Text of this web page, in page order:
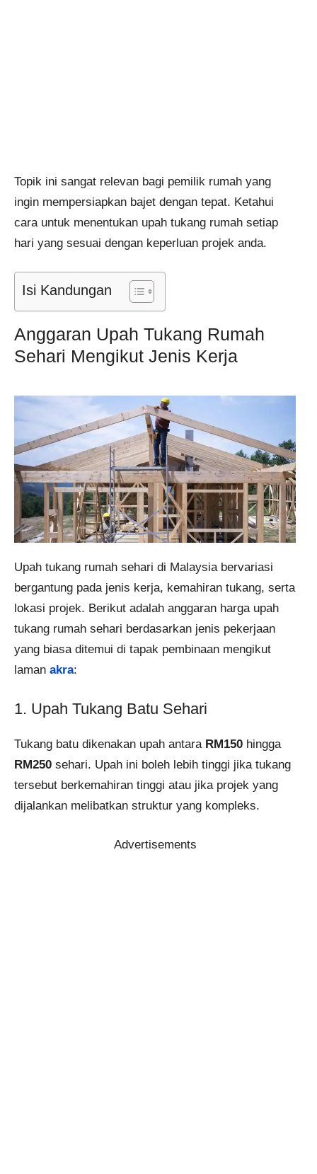
Topik ini sangat relevan bagi pemilik rumah yang
ingin mempersiapkan bajet dengan tepat. Ketahui
cara untuk menentukan upah tukang rumah setiap
hari yang sesuai dengan keperluan projek anda.
Isi Kandungan
Anggaran Upah Tukang Rumah
Sehari Mengikut Jenis Kerja
Upah tukang rumah sehari di Malaysia bervariasi
bergantung pada jenis kerja, kemahiran tukang, serta
lokasi projek. Berikut adalah anggaran harga upah
tukang rumah sehari berdasarkan jenis pekerjaan
yang biasa ditemui di tapak pembinaan mengikut
laman akra:
1. Upah Tukang Batu Sehari
Tukang batu dikenakan upah antara RM150 hingga
RM250 sehari. Upah ini boleh lebih tinggi jika tukang
tersebut berkemahiran tinggi atau jika projek yang
dijalankan melibatkan struktur yang kompleks.
Advertisements